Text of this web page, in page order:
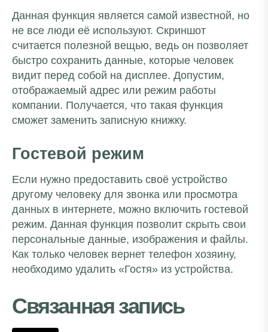
Данная функция является самой известной, но
не все люди её используют. Скриншот
считается полезной вещью, ведь он позволяет
быстро сохранить данные, которые человек
видит перед собой на дисплее. Допустим,
отображаемый адрес или режим работы
компании. Получается, что такая функция
сможет заменить записную книжку.
Гостевой режим
Если нужно предоставить своё устройство
другому человеку для звонка или просмотра
данных в интернете, можно включить гостевой
режим. Данная функция позволит скрыть свои
персональные данные, изображения и файлы.
Как только человек вернет телефон хозяину,
необходимо удалить «Гостя» из устройства.
Связанная запись